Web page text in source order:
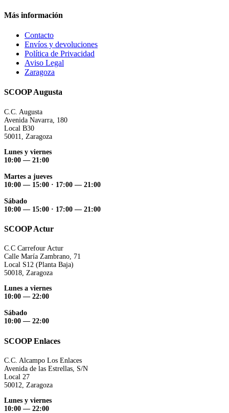
Más información
Contacto
Envíos y devoluciones
Política de Privacidad
Aviso Legal
Zaragoza
SCOOP Augusta
C.C. Augusta
Avenida Navarra, 180
Local B30
50011, Zaragoza
Lunes y viernes
10:00 — 21:00
Martes a jueves
10:00 — 15:00 · 17:00 — 21:00
Sábado
10:00 — 15:00 · 17:00 — 21:00
SCOOP Actur
C.C Carrefour Actur
Calle María Zambrano, 71
Local S12 (Planta Baja)
50018, Zaragoza
Lunes a viernes
10:00 — 22:00
Sábado
10:00 — 22:00
SCOOP Enlaces
C.C. Alcampo Los Enlaces
Avenida de las Estrellas, S/N
Local 27
50012, Zaragoza
Lunes y viernes
10:00 — 22:00